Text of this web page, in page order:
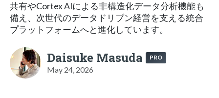
共有やCortex AIによる非構造化データ分析機能も
備え、次世代のデータドリブン経営を支える統合
プラットフォームへと進化しています。
Daisuke Masuda PRO
May 24, 2026